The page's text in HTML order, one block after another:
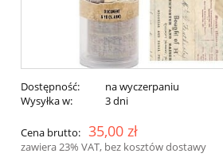
Dostępność:
na wyczerpaniu
Wysyłka w:
3 dni
Cena brutto: 35,00 zł
zawiera 23% VAT, bez kosztów dostawy